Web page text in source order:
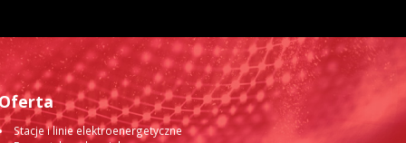
Stacje i linie elektroenergetyczne